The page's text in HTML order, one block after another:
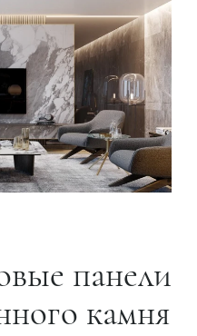
панели
камня